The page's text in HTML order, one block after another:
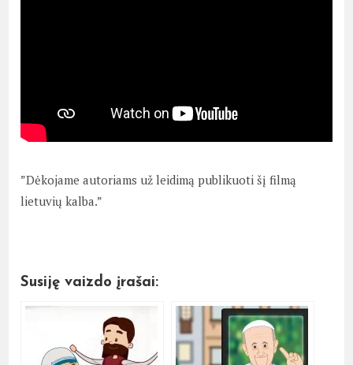
”Dėkojame autoriams už leidimą publikuoti šį filmą
lietuvių kalba.”
Susiję vaizdo įrašai: